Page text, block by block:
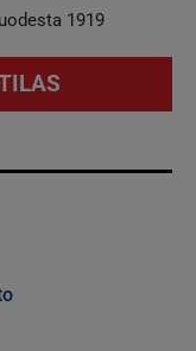
1919